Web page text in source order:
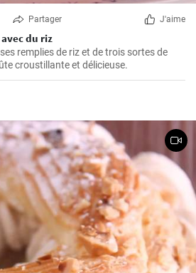
Partager J'aime
du riz
remplies de riz et de trois sortes de
croustillante et délicieuse.